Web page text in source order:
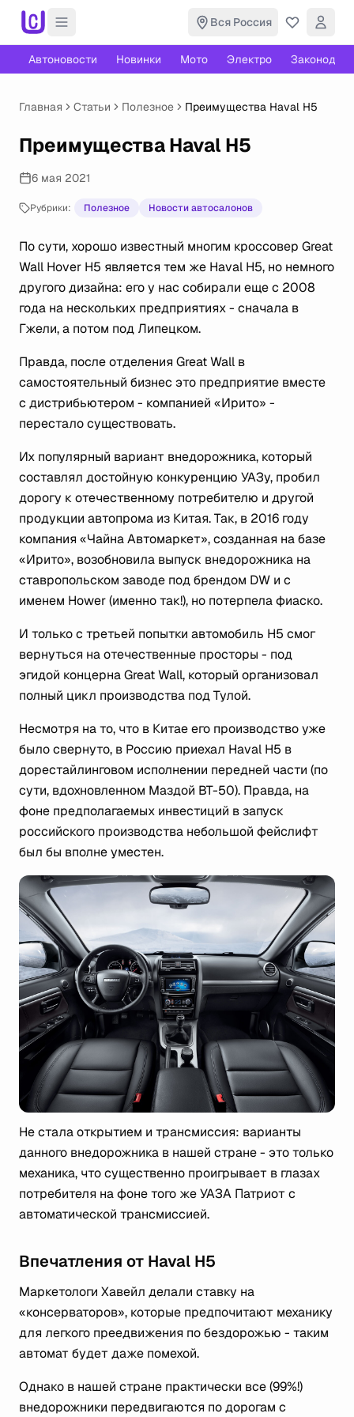
Вся Россия
Автоновости Новинки Мото Электро
Главная Статьи Полезное Преимущества Haval H5
Преимущества Haval H5
6 мая 2021
Рубрики: Полезное Новости автосалонов
По сути, хорошо известный многим кроссовер Great
Wall Hover H5 является тем же Haval H5, но немного
другого дизайна: его у нас собирали еще с 2008
года на нескольких предприятиях - сначала в
Гжели, а потом под Липецком.
Правда, после отделения Great Wall в
самостоятельный бизнес это предприятие вместе
с дистрибьютером - компанией «Ирито» -
перестало существовать.
Их популярный вариант внедорожника, который
составлял достойную конкуренцию УАЗу, пробил
дорогу к отечественному потребителю и другой
продукции автопрома из Китая. Так, в 2016 году
компания «Чайна Автомаркет», созданная на базе
«Ирито», возобновила выпуск внедорожника на
ставропольском заводе под брендом DW и с
именем Hower (именно так!), но потерпела фиаско.
И только с третьей попытки автомобиль Н5 смог
вернуться на отечественные просторы - под
эгидой концерна Great Wall, который организовал
полный цикл производства под Тулой.
Несмотря на то, что в Китае его производство уже
было свернуто, в Россию приехал Haval H5 в
дорестайлинговом исполнении передней части (по
сути, вдохновленном Маздой ВТ-50). Правда, на
фоне предполагаемых инвестиций в запуск
российского производства небольшой фейслифт
был бы вполне уместен.
Не стала открытием и трансмиссия: варианты
данного внедорожника в нашей стране - это только
механика, что существенно проигрывает в глазах
потребителя на фоне того же УАЗА Патриот с
автоматической трансмиссией.
Впечатления от Haval H5
Маркетологи Хавейл делали ставку на
«консерваторов», которые предпочитают механику
для легкого преедвижения по бездорожью - таким
автомат будет даже помехой.
Однако в нашей стране практически все (99%!)
внедорожники передвигаются по дорогам с